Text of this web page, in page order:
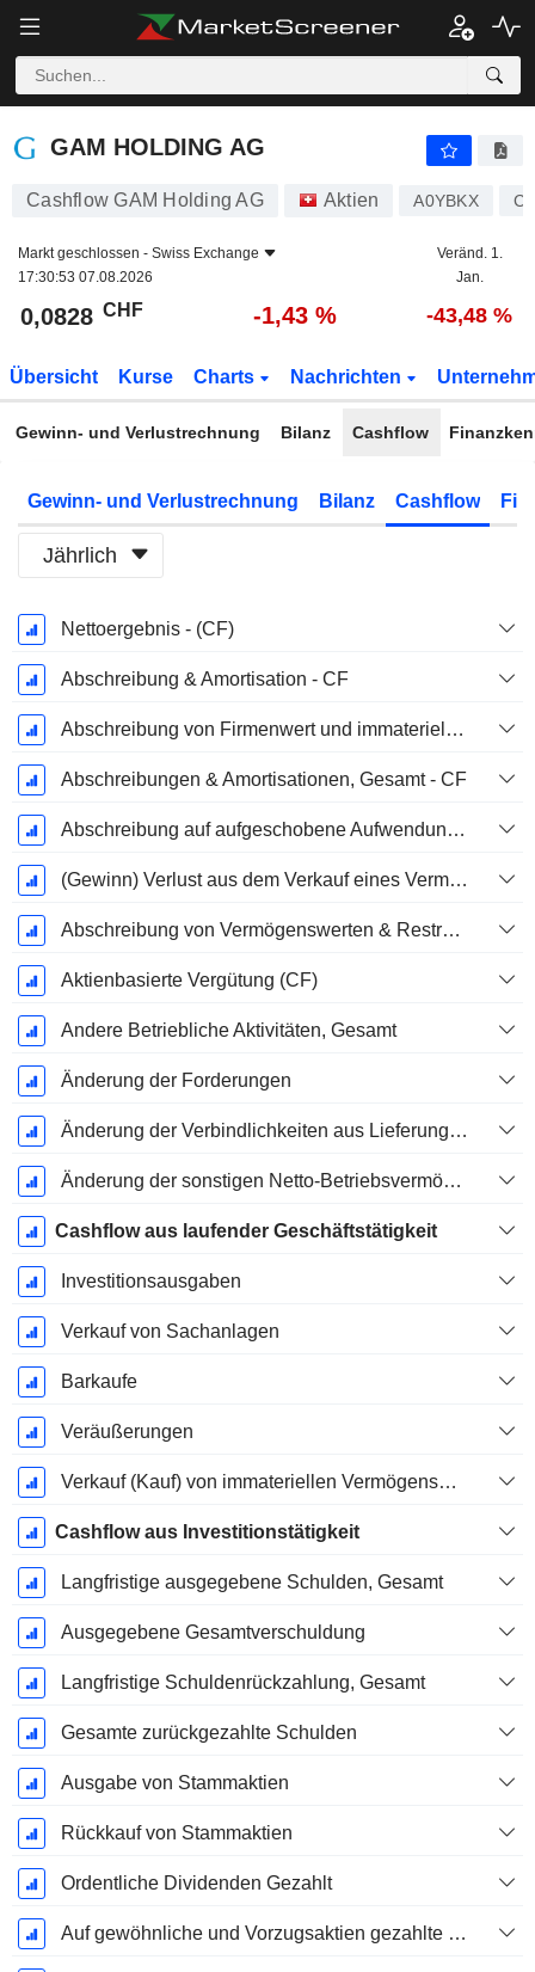
GAM HOLDING AG
GAM HOLDING AG
Cashflow GAM Holding AG Aktien A0YBKX
Markt geschlossen - Swiss Exchange
17:30:53 07.08.2026
Veränd. 1.
Jan.
0,0828 CHF -1,43 % -43,48 %
Übersicht Kurse Charts Nachrichten
Gewinn- und Verlustrechnung Bilanz Cashflow
Gewinn- und Verlustrechnung Bilanz Cashflow
Jährlich
Ende d.
Geschäftsjahres:
Dezember
Nettoergebnis - (CF)
Abschreibung & Amortisation - CF
Abschreibung von Firmenwert und immateriellen Vermögenswerten - (CF) - (Modellspezifisch)
Abschreibungen & Amortisationen, Gesamt - CF
Abschreibung auf aufgeschobene Aufwendungen, Gesamt - (CF)
(Gewinn) Verlust aus dem Verkauf eines Vermögenswerts
Abschreibung von Vermögenswerten & Restrukturierungskosten
Aktienbasierte Vergütung (CF)
Andere Betriebliche Aktivitäten, Gesamt
Änderung der Forderungen
Änderung der Verbindlichkeiten aus Lieferungen und Leistungen
Änderung der sonstigen Netto-Betriebsvermögen
Cashflow aus laufender Geschäftstätigkeit
Investitionsausgaben
Verkauf von Sachanlagen
Barkaufe
Veräußerungen
Verkauf (Kauf) von immateriellen Vermögenswerten
Cashflow aus Investitionstätigkeit
Langfristige ausgegebene Schulden, Gesamt
Ausgegebene Gesamtverschuldung
Langfristige Schuldenrückzahlung, Gesamt
Gesamte zurückgezahlte Schulden
Ausgabe von Stammaktien
Rückkauf von Stammaktien
Ordentliche Dividenden Gezahlt
Auf gewöhnliche und Vorzugsaktien gezahlte Dividenden